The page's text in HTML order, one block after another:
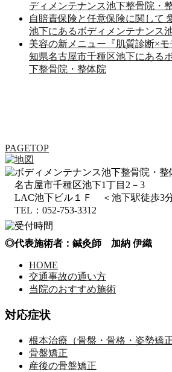
ディメンテナンス池下整骨院・
自賠責保険と任意保険に関して
池下にあるボディメンテナンス
美容の新メニュー『肌質診断×
知県名古屋市千種区池下にある
下整骨院・整体院
PAGETOP
名古屋市千種区池下1丁目2－3
LAC池下ビル１Ｆ ＜池下駅徒歩3
TEL：052-753-3312
◎代表施術者：鍼灸師 加納 伊織
HOME
交通事故の通い方
当院のおすすめ施術
対応症状
根本治療（骨盤・骨格・姿勢矯正
骨盤矯正
産後の骨盤矯正